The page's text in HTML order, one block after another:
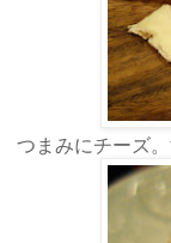
つまみにチーズ